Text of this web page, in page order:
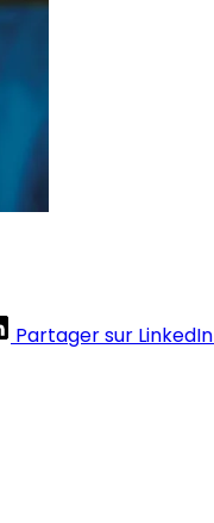
Partager sur LinkedIn